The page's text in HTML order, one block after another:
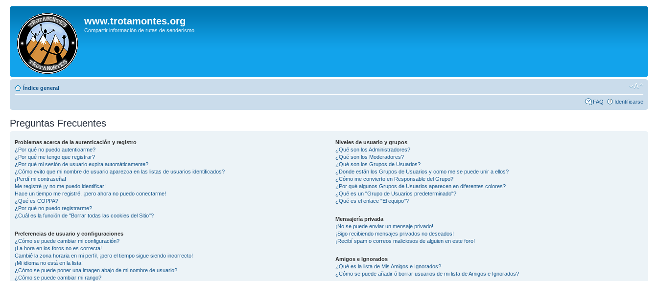
www.trotamontes.org
Compartir información de rutas de senderismo
Índice general
FAQ Identificarse
Preguntas Frecuentes
Problemas acerca de la autenticación y registro
¿Por qué no puedo autenticarme?
¿Por qué me tengo que registrar?
¿Por qué mi sesión de usuario expira automáticamente?
¿Cómo evito que mi nombre de usuario aparezca en las listas de usuarios identificados?
¡Perdí mi contraseña!
Me registré ¡y no me puedo identificar!
Hace un tiempo me registré, ¡pero ahora no puedo conectarme!
¿Qué es COPPA?
¿Por qué no puedo registrarme?
¿Cuál es la función de "Borrar todas las cookies del Sitio"?
Preferencias de usuario y configuraciones
¿Cómo se puede cambiar mi configuración?
¡La hora en los foros no es correcta!
Cambié la zona horaria en mi perfil, ¡pero el tiempo sigue siendo incorrecto!
¡Mi idioma no está en la lista!
¿Cómo se puede poner una imagen abajo de mi nombre de usuario?
¿Cómo se puede cambiar mi rango?
Niveles de usuario y grupos
¿Qué son los Administradores?
¿Qué son los Moderadores?
¿Qué son los Grupos de Usuarios?
¿Donde están los Grupos de Usuarios y como me se puede unir a ellos?
¿Cómo me convierto en Responsable del Grupo?
¿Por qué algunos Grupos de Usuarios aparecen en diferentes colores?
¿Qué es un "Grupo de Usuarios predeterminado"?
¿Qué es el enlace "El equipo"?
Mensajería privada
¡No se puede enviar un mensaje privado!
¡Sigo recibiendo mensajes privados no deseados!
¡Recibí spam o correos maliciosos de alguien en este foro!
Amigos e Ignorados
¿Qué es la lista de Mis Amigos e Ignorados?
¿Cómo se puede añadir ó borrar usuarios de mi lista de Amigos e Ignorados?